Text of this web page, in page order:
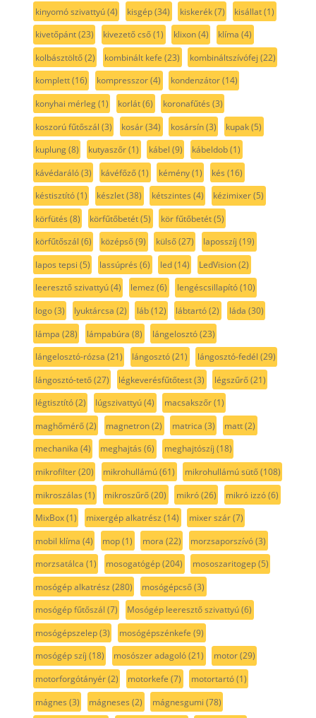
kinyomó szivattyú(4) kisgép(34) kiskerék(7) kisállat(1)
kivetőpánt(23) kivezető cső(1) klixon(4) klíma (4)
kolbásztöltő(2) kombinált kefe (23) kombináltszívófej (22)
komplett(16) kompresszor(4) kondenzátor(14)
konyhai mérleg(1) korlát(6) koronafűtés (3)
koszorú fűtőszál (3) kosár(34) kosársín(3) kupak(5)
kuplung(8) kutyaszőr(1) kábel (9) kábeldob(1)
kávédaráló(3) kávéfőző(1) kémény(1) kés (16)
késtisztító(1) készlet(38) kétszintes (4) kézimixer(5)
körfütés (8) körfűtőbetét(5) kör fűtőbetét(5)
körfűtőszál (6) középső(9) külső(27) laposszíj (19)
lapos tepsi (5) lassúprés (6) led(14) LedVision(2)
leeresztő szivattyú(4) lemez (6) lengéscsillapító(10)
logo(3) lyuktárcsa (2) láb(12) lábtartó(2) láda (30)
lámpa (28) lámpabúra (8) lángelosztó(23)
lángelosztó-rózsa (21) lángosztó(21) lángosztó-fedél (29)
lángosztó-tető(27) légkeverésfűtőtest(3) légszűrő(21)
légtisztító(2) lúgszivattyú(4) macsakszőr(1)
maghőmérő(2) magnetron(2) matrica (3) matt(2)
mechanika (4) meghajtás (6) meghajtószíj (18)
mikrofilter(20) mikrohullámú(61) mikrohullámú sütő(108)
mikroszálas (1) mikroszűrő(20) mikró(26) mikró izzó(6)
MixBox(1) mixergép alkatrész (14) mixer szár(7)
mobil klíma (4) mop(1) mora (22) morzsaporszívó(3)
morzsatálca (1) mosogatógép(204) mososzaritogep(5)
mosógép alkatrész (280) mosógépcső(3)
mosógép fűtőszál (7) Mosógép leeresztő szivattyú(6)
mosógépszelep(3) mosógépszénkefe (9)
mosógép szíj (18) mosószer adagoló(21) motor(29)
motorforgótányér(2) motorkefe (7) motortartó(1)
mágnes (3) mágneses (2) mágnesgumi (78)